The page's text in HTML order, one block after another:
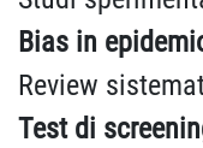
Bias in
Review
Test di